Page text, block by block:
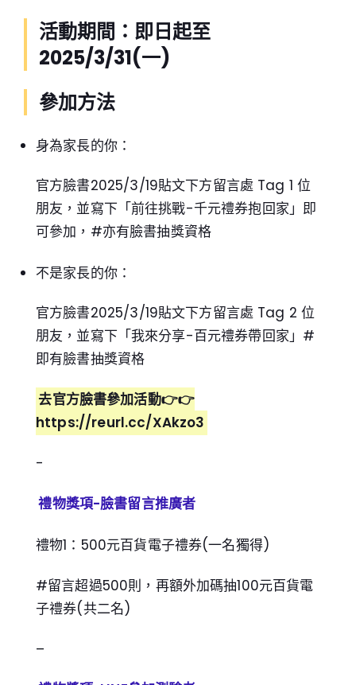
活動期間：即日起至
2025/3/31(一)
參加方法
身為家長的你：
官方臉書2025/3/19貼文下方留言處 Tag 1 位
朋友，並寫下「前往挑戰-千元禮券抱回家」即
可參加， #亦有臉書抽獎資格
不是家長的你：
官方臉書2025/3/19貼文下方留言處 Tag 2 位
朋友，並寫下「我來分享-百元禮券帶回家」 #
即有臉書抽獎資格
去官方臉書參加活動👉👉
https://reurl.cc/XAkzo3
​-
禮物獎項-臉書留言推廣者
禮物1：500元百貨電子禮券(一名獨得)
#留言超過500則 ，再額外加碼抽100元百貨電
子禮券(共二名)
–